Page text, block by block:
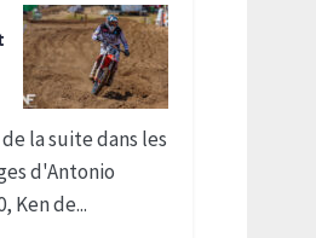
la suite dans les
d'Antonio
Ken de...